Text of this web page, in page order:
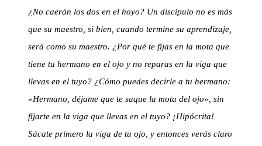
¿No caerán los dos en el hoyo? Un discípulo no es más
que su maestro, si bien, cuando termine su aprendizaje,
será como su maestro. ¿Por qué te fijas en la mota que
tiene tu hermano en el ojo y no reparas en la viga que
llevas en el tuyo? ¿Cómo puedes decirle a tu hermano:
«Hermano, déjame que te saque la mota del ojo», sin
fijarte en la viga que llevas en el tuyo? ¡Hipócrita!
Sácate primero la viga de tu ojo, y entonces verás claro